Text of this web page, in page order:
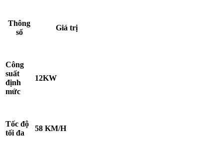
Thông
số
Giá trị
Công
suất
định
mức
12KW
Tốc độ
tối đa
58 KM/H